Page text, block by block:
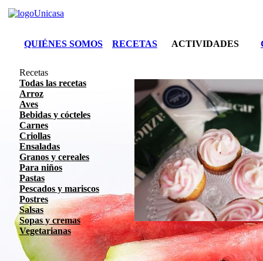
QUIÉNES SOMOS RECETAS ACTIVIDADES
Recetas
Todas las recetas
Arroz
Aves
Bebidas y cócteles
Carnes
Criollas
Ensaladas
Granos y cereales
Para niños
Pastas
Pescados y mariscos
Postres
Salsas
Sopas y cremas
Vegetarianas